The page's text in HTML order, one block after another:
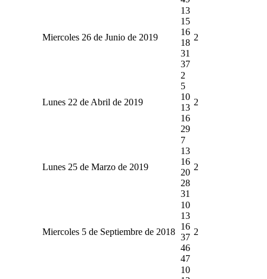
Miercoles 26 de Junio de 2019
13
15
16
18
31
37
2
Lunes 22 de Abril de 2019
2
5
10
13
16
29
2
Lunes 25 de Marzo de 2019
7
13
16
20
28
31
2
Miercoles 5 de Septiembre de 2018
10
13
16
37
46
47
2
10